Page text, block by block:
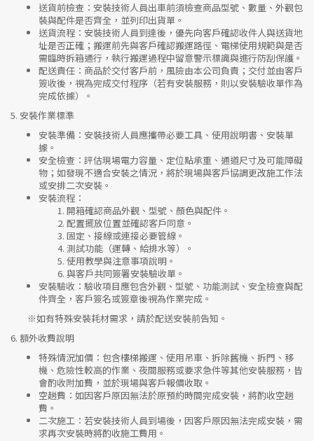
送貨前檢查 ：安裝技術人員出車前須檢查商品型號、數量、外觀包
裝與配件是否齊全，並列印出貨單。
送貨流程 ：安裝技術人員到達後，優先向客戶確認收件人與送貨地
址是否正確；搬運前先與客戶確認搬運路徑、電梯使用規範與是否
需臨時拆箱通行，執行搬運過程中留意警示標識與進行防刮保護。
配送責任 ：商品於交付客戶前，風險由本公司負責；交付並由客戶
簽收後，視為完成交付程序（若有安裝服務，則以安裝驗收單作為
完成依據）。
5. 安裝作業標準
安裝準備 ：安裝技術人員應攜帶必要工具、使用說明書、安裝單
據。
安全檢查 ：評估現場電力容量、定位點承重、通道尺寸及可能障礙
物；如發現不適合安裝之情況，將於現場與客戶協調更改施工作法
或安排二次安裝。
安裝流程 ：
開箱確認商品外觀、型號、顏色與配件。
配置擺放位置並確認客戶同意。
固定、接線或連接必要管線。
測試功能（運轉、給排水等）。
使用教學與注意事項說明。
與客戶共同簽署安裝驗收單。
安裝驗收 ：驗收項目應包含外觀、型號、功能測試、安全檢查與配
件齊全，客戶簽名或簽章後視為作業完成。
※如有特殊安裝耗材需求，請於配送安裝前告知。
6. 額外收費說明
特殊情況加價 ：包含樓梯搬運、使用吊車、拆除舊機、拆門、移
機、危險性較高的作業、夜間服務或要求急件等其他安裝服務，皆
會酌收附加費，並於現場與客戶報價收取。
空趟費 ：如因客戶原因無法於原預約時間完成安裝，將酌收空趟
費。
二次施工 ：若安裝技術人員到場後，因客戶原因無法完成安裝，需
求再次安裝時將酌收施工費用。